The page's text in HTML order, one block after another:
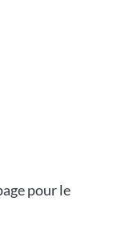
pour le